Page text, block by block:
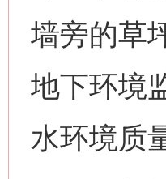
墙旁的草
地下环境
水环境质